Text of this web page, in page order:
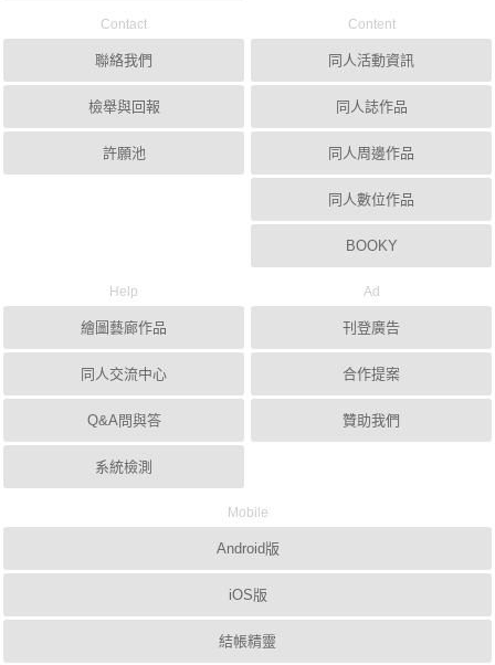
Contact
聯絡我們
檢舉與回報
許願池
Content
同人活動資訊
同人誌作品
同人周邊作品
同人數位作品
BOOKY
Help
繪圖藝廊作品
同人交流中心
Q&A問與答
系統檢測
Ad
刊登廣告
合作提案
贊助我們
Mobile
Android版
iOS版
結帳精靈